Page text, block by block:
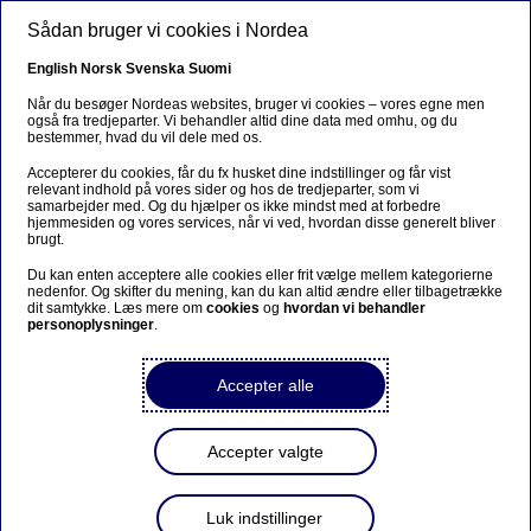
Important information for
customers residing in the
US CITIZENS
The material on this site is not directed at and is not
intended for United States residents and residents of
other countries who are temporarily present in the
Sådan bruger vi cookies i Nordea
English Norsk Svenska Suomi
Når du besøger Nordeas websites, bruger vi cookies – vores egne men
også fra tredjeparter. Vi behandler altid dine data med omhu, og du
bestemmer, hvad du vil dele med os.
Accepterer du cookies, får du fx husket dine indstillinger og får vist
relevant indhold på vores sider og hos de tredjeparter, som vi
samarbejder med. Og du hjælper os ikke mindst med at forbedre
hjemmesiden og vores services, når vi ved, hvordan disse generelt bliver
brugt.
Du kan enten acceptere alle cookies eller frit vælge mellem kategorierne
nedenfor. Og skifter du mening, kan du kan altid ændre eller tilbagetrække
dit samtykke. Læs mere omcookies og hvordan vi behandler
personoplysninger.
Accepter alle
Accepter valgte
Luk indstillinger